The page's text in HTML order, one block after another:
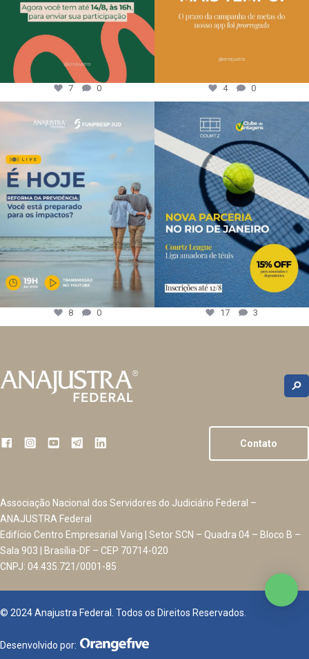
7 0 4 0
8 0 17 3
Contato
Associação Nacional dos Servidores do Judiciário Federal –
ANAJUSTRA Federal
Edifício Centro Empresarial Varig | Setor SCN – Quadra 04 – Bloco B –
Sala 903 | Brasília-DF – CEP 70714-020
CNPJ: 04.435.721/0001-85
© 2024 Anajustra Federal. Todos os Direitos Reservados.
Desenvolvido por: